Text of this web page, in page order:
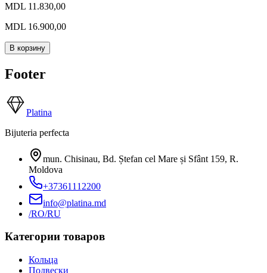
MDL 11.830,00
MDL 16.900,00
В корзину
Footer
Platina
Bijuteria perfecta
mun. Chisinau, Bd. Ștefan cel Mare și Sfânt 159, R.
Moldova
+37361112200
info@platina.md
/RO/RU
Категории товаров
Кольца
Подвески